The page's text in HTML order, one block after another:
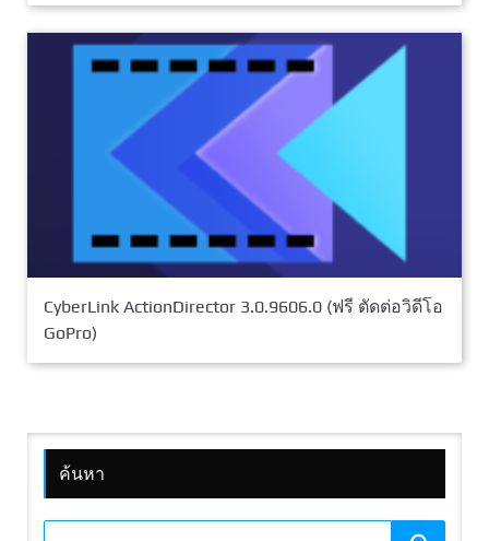
CyberLink ActionDirector 3.0.9606.0 (ฟรี ตัดต่อวิดีโอ
GoPro)
ค้นหา